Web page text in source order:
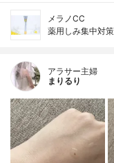
メラノCC
薬用しみ集中対
アラサー主婦
まりるり